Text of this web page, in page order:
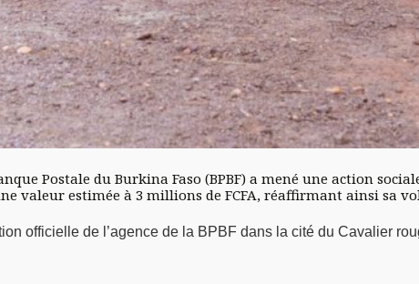
Postale du Burkina Faso (BPBF) a mené une action
valeur estimée à 3 millions de FCFA, réaffirmant ainsi sa
officielle de l’agence de la BPBF dans la cité du Cavalier